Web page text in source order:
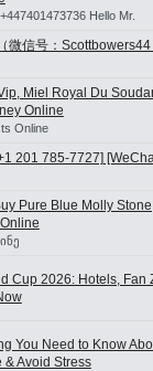
Hello Mr.
微信号：
Miel Royal Du
Online
Online
201 785-7727]
Pure Blue Molly
Cup 2026: Hotels, Fan
You Need to Know
& Avoid Stress